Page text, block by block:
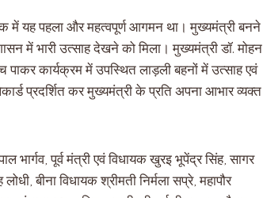
में यह पहला और महत्वपूर्ण आगमन था। मुख्यमंत्री बनने
में भारी उत्साह देखने को मिला। मुख्यमंत्री डॉ. मोहन
पाकर कार्यक्रम में उपस्थित लाड़ली बहनों में उत्साह एवं
प्रदर्शित कर मुख्यमंत्री के प्रति अपना आभार व्यक्त
भार्गव, पूर्व मंत्री एवं विधायक खुरइ भूपेंद्र सिंह, सागर
बीना विधायक श्रीमती निर्मला सप्रे, महापौर